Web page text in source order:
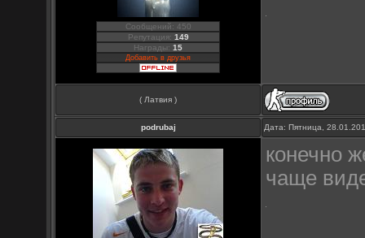
Сообщений: 450
Репутация: 149
Награды:15
Добавить в друзья
( Латвия )
podrubaj Дата: Пятница,
конечно
чаще